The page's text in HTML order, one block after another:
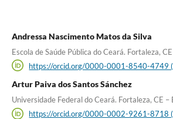
Andressa Nascimento Matos da Silva
Escola de Saúde Pública do Ceará. Fortaleza,
https://orcid.org/0000-0001-8540-4749
Artur Paiva dos Santos Sánchez
Universidade Federal do Ceará. Fortaleza, CE –
https://orcid.org/0000-0002-9261-8718